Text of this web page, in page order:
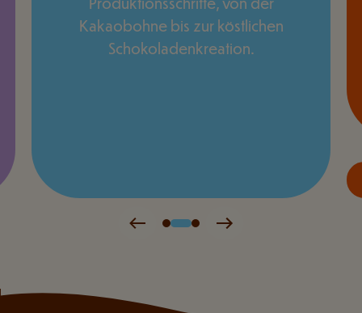
Kakaobohne bis zur köstlichen
Schokoladenkreation.